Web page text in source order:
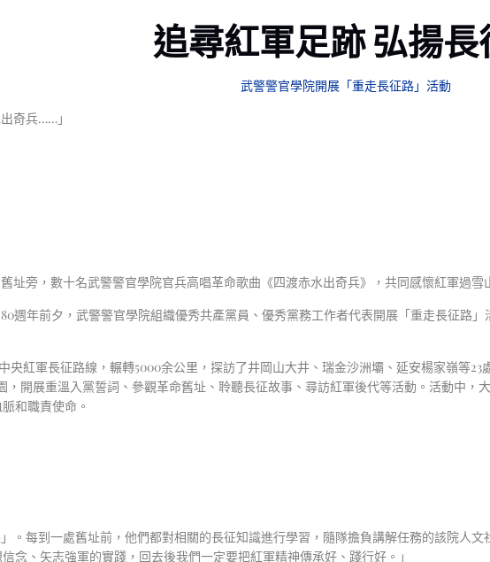
追尋紅軍足跡 弘揚
武警警官學院開展「重走長征路」活動
奇兵……」
址旁，數十名武警警官學院官兵高唱革命歌曲《四渡赤水出奇兵》，共同感懷紅軍過雪
週年前夕，武警警官學院組織優秀共產黨員、優秀黨務工作者代表開展「重走長征路
央紅軍長征路線，輾轉5000余公里，探訪了井岡山大井、瑞金沙洲壩、延安楊家嶺等
，開展重溫入黨誓詞、參觀革命舊址、聆聽長征故事、尋訪紅軍後代等活動。活動中
和職責使命。
。每到一處舊址前，他們都對相關的長征知識進行學習，隨隊擔負講解任務的該院人
念、矢志強軍的實踐，回去後我們一定要把紅軍精神傳承好、踐行好。」